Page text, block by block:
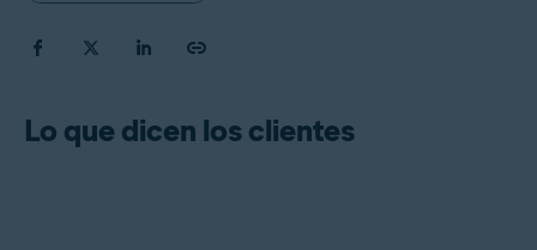
Lo que dicen los clientes